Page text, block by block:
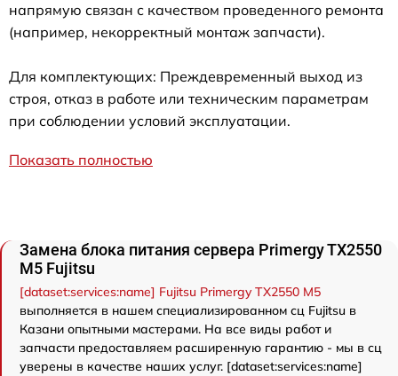
напрямую связан с качеством проведенного ремонта
(например, некорректный монтаж запчасти).
Для комплектующих: Преждевременный выход из
строя, отказ в работе или техническим параметрам
при соблюдении условий эксплуатации.
Показать полностью
Замена блока питания сервера Primergy TX2550
M5 Fujitsu
[dataset:services:name] Fujitsu Primergy TX2550 M5
выполняется в нашем специализированном сц Fujitsu в
Казани опытными мастерами. На все виды работ и
запчасти предоставляем расширенную гарантию - мы в сц
уверены в качестве наших услуг. [dataset:services:name]